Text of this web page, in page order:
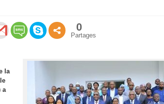
0
Partages
la
a